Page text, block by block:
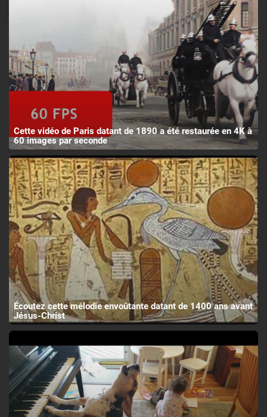
Cette vidéo de Paris datant de 1890 a été restaurée en 4K à
60 images par seconde
Écoutez cette mélodie envoûtante datant de 1400 ans avant
Jésus-Christ